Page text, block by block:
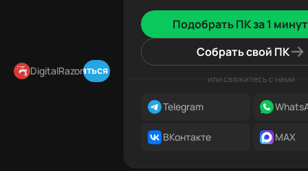
DigitalRazor
Подписаться в Telegram
Подобрать ПК за 1
Собрать свой ПК
или свяжитесь с нами
Telegram
ВКонтакте MAX